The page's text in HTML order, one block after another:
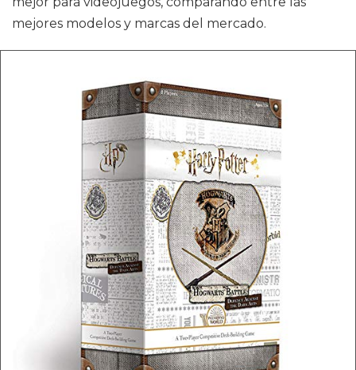
mejores modelos y marcas del mercado.